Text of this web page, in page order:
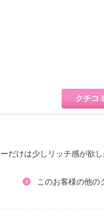
クチコ
だけは少しリッチ感が欲し
このお客様の他の